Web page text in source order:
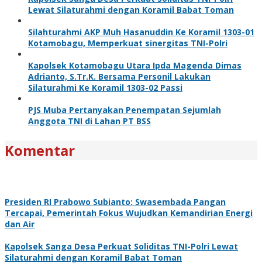
Lewat Silaturahmi dengan Koramil Babat Toman
Silahturahmi AKP Muh Hasanuddin Ke Koramil 1303-01
Kotamobagu, Memperkuat sinergitas TNI-Polri
Kapolsek Kotamobagu Utara Ipda Magenda Dimas
Adrianto, S.Tr.K. Bersama Personil Lakukan
Silaturahmi Ke Koramil 1303-02 Passi
PJS Muba Pertanyakan Penempatan Sejumlah
Anggota TNI di Lahan PT BSS
Komentar
Presiden RI Prabowo Subianto: Swasembada Pangan
Tercapai, Pemerintah Fokus Wujudkan Kemandirian Energi
dan Air
Kapolsek Sanga Desa Perkuat Soliditas TNI-Polri Lewat
Silaturahmi dengan Koramil Babat Toman